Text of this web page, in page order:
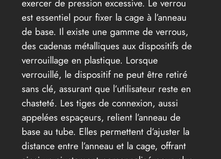
exercer de pression excessive. Le verrou
est essentiel pour fixer la cage à l’anneau
de base. Il existe une gamme de verrous,
des cadenas métalliques aux dispositifs de
verrouillage en plastique. Lorsque
verrouillé, le dispositif ne peut être retiré
sans clé, assurant que l’utilisateur reste en
chasteté. Les tiges de connexion, aussi
appelées espaçeurs, relient l’anneau de
base au tube. Elles permettent d’ajuster la
distance entre l’anneau et la cage, offrant